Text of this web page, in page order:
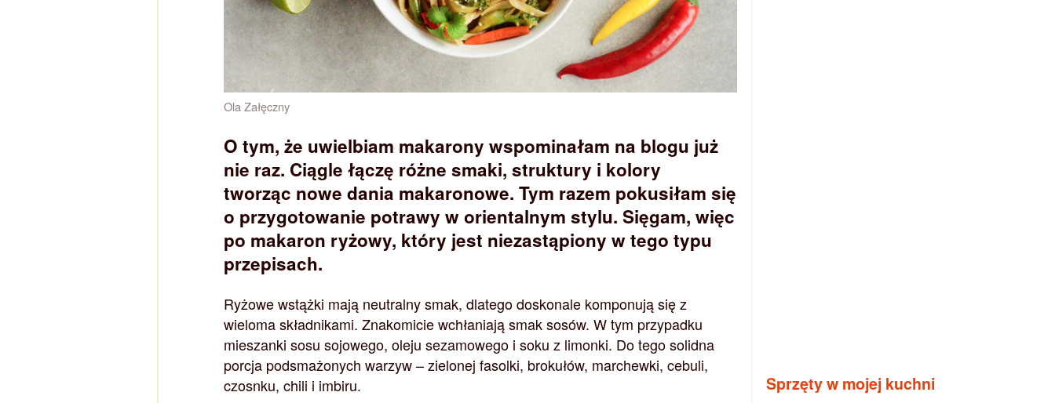
Ola Załęczny
O tym, że uwielbiam makarony wspominałam na blogu już
nie raz. Ciągle łączę różne smaki, struktury i kolory
tworząc nowe dania makaronowe. Tym razem pokusiłam się
o przygotowanie potrawy w orientalnym stylu. Sięgam, więc
po makaron ryżowy, który jest niezastąpiony w tego typu
przepisach.
Ryżowe wstążki mają neutralny smak, dlatego doskonale komponują się z
wieloma składnikami. Znakomicie wchłaniają smak sosów. W tym przypadku
mieszanki sosu sojowego, oleju sezamowego i soku z limonki. Do tego solidna
porcja podsmażonych warzyw – zielonej fasolki, brokułów, marchewki, cebuli,
czosnku, chili i imbiru.
Sprzęty w mojej kuchni